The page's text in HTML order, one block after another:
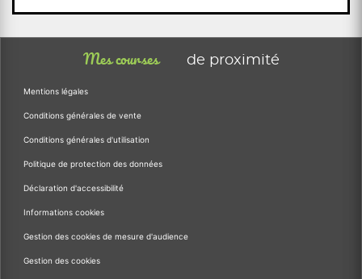
Mes courses de proximité
Mentions légales
Conditions générales de vente
Conditions générales d'utilisation
Politique de protection des données
Déclaration d'accessibilité
Informations cookies
Gestion des cookies de mesure d'audience
Gestion des cookies